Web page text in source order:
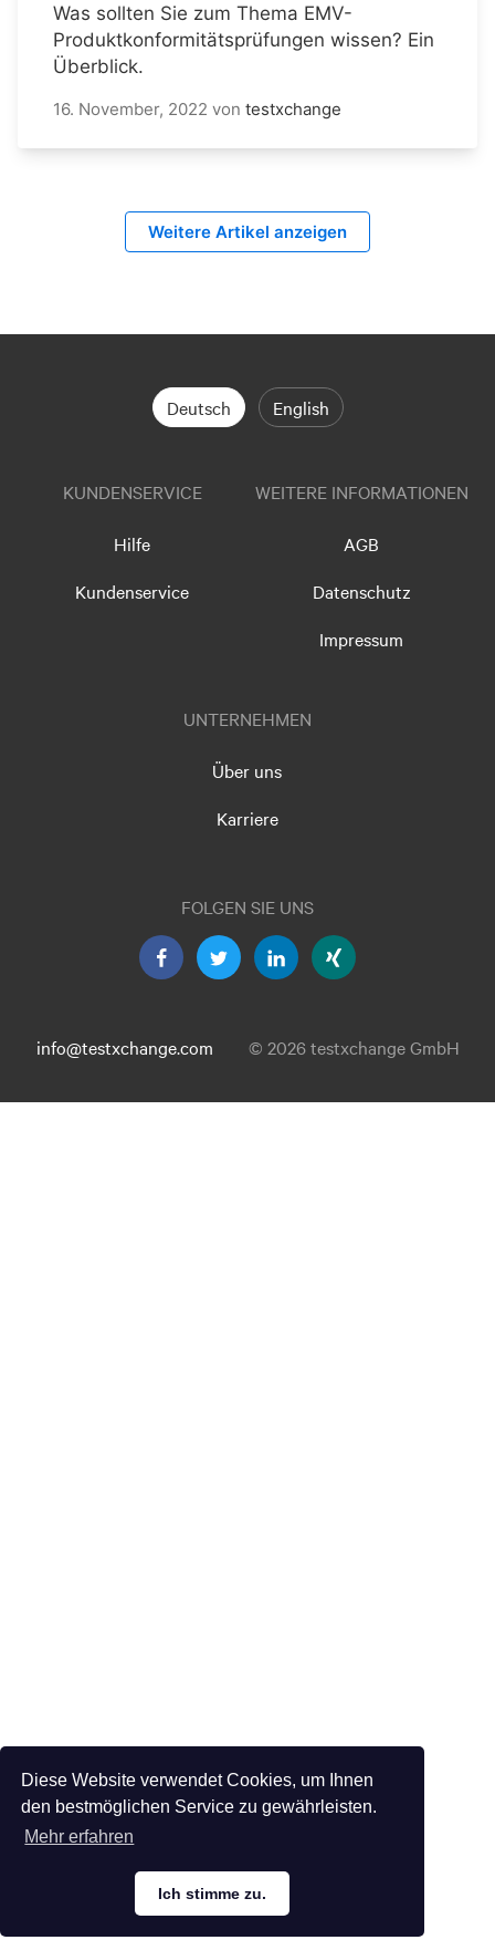
Diese Website verwendet Cookies, um Ihnen
den bestmöglichen Service zu gewährleisten.
Mehr erfahren
Ich stimme zu.
Was sollten Sie zum Thema EMV-
Produktkonformitätsprüfungen wissen? Ein
Überblick.
16. November, 2022 von testxchange
Weitere Artikel anzeigen
Deutsch English
KUNDENSERVICE
Hilfe
Kundenservice
WEITERE INFORMATIONEN
AGB
Datenschutz
Impressum
UNTERNEHMEN
Über uns
Karriere
FOLGEN SIE UNS
info@testxchange.com © 2026 testxchange GmbH